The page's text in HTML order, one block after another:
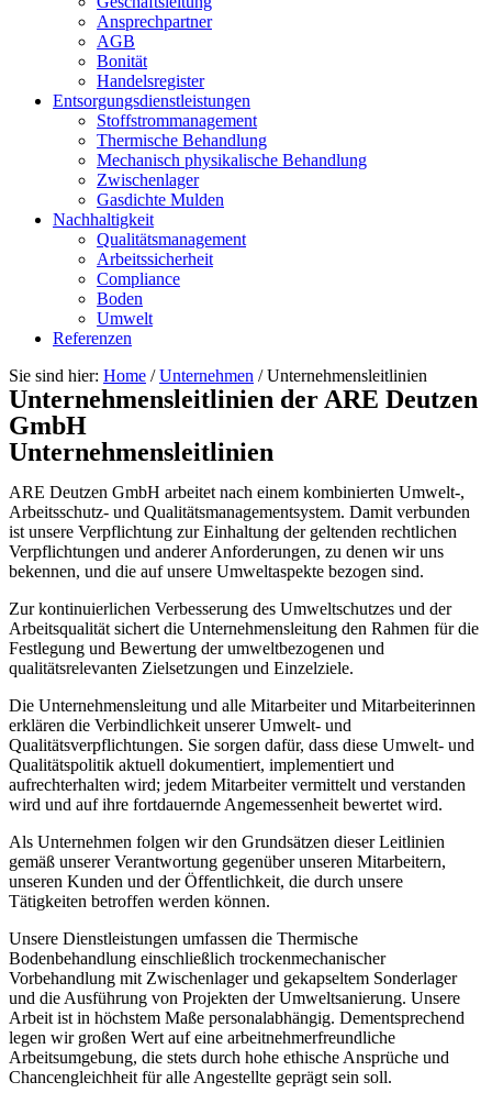
Ansprechpartner
AGB
Bonität
Handelsregister
Entsorgungsdienstleistungen
Stoffstrommanagement
Thermische Behandlung
Mechanisch physikalische Behandlung
Zwischenlager
Gasdichte Mulden
Nachhaltigkeit
Qualitätsmanagement
Arbeitssicherheit
Compliance
Boden
Umwelt
Referenzen
Sie sind hier: Home /Unternehmen /Unternehmensleitlinien
Unternehmensleitlinien der ARE Deutzen
GmbH
Unternehmensleitlinien
ARE Deutzen GmbH arbeitet nach einem kombinierten Umwelt-,
Arbeitsschutz- und Qualitätsmanagementsystem. Damit verbunden
ist unsere Verpflichtung zur Einhaltung der geltenden rechtlichen
Verpflichtungen und anderer Anforderungen, zu denen wir uns
bekennen, und die auf unsere Umweltaspekte bezogen sind.
Zur kontinuierlichen Verbesserung des Umweltschutzes und der
Arbeitsqualität sichert die Unternehmensleitung den Rahmen für die
Festlegung und Bewertung der umweltbezogenen und
qualitätsrelevanten Zielsetzungen und Einzelziele.
Die Unternehmensleitung und alle Mitarbeiter und Mitarbeiterinnen
erklären die Verbindlichkeit unserer Umwelt- und
Qualitätsverpflichtungen. Sie sorgen dafür, dass diese Umwelt- und
Qualitätspolitik aktuell dokumentiert, implementiert und
aufrechterhalten wird; jedem Mitarbeiter vermittelt und verstanden
wird und auf ihre fortdauernde Angemessenheit bewertet wird.
Als Unternehmen folgen wir den Grundsätzen dieser Leitlinien
gemäß unserer Verantwortung gegenüber unseren Mitarbeitern,
unseren Kunden und der Öffentlichkeit, die durch unsere
Tätigkeiten betroffen werden können.
Unsere Dienstleistungen umfassen die Thermische
Bodenbehandlung einschließlich trockenmechanischer
Vorbehandlung mit Zwischenlager und gekapseltem Sonderlager
und die Ausführung von Projekten der Umweltsanierung. Unsere
Arbeit ist in höchstem Maße personalabhängig. Dementsprechend
legen wir großen Wert auf eine arbeitnehmerfreundliche
Arbeitsumgebung, die stets durch hohe ethische Ansprüche und
Chancengleichheit für alle Angestellte geprägt sein soll.